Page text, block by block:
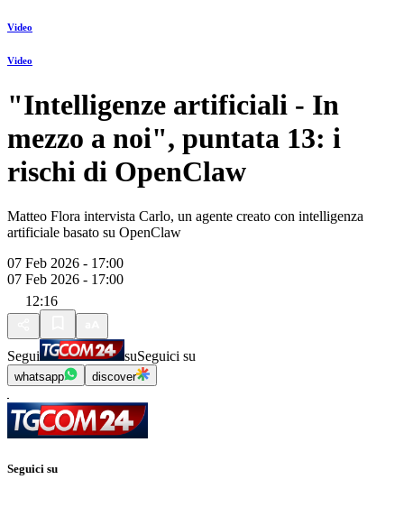
Video
Video
"Intelligenze artificiali - In
mezzo a noi", puntata 13: i
rischi di OpenClaw
Matteo Flora intervista Carlo, un agente creato con intelligenza
artificiale basato su OpenClaw
07 Feb 2026 - 17:00
07 Feb 2026 - 17:00
12:16
Segui suSeguici su
whatsapp discover
Seguici su